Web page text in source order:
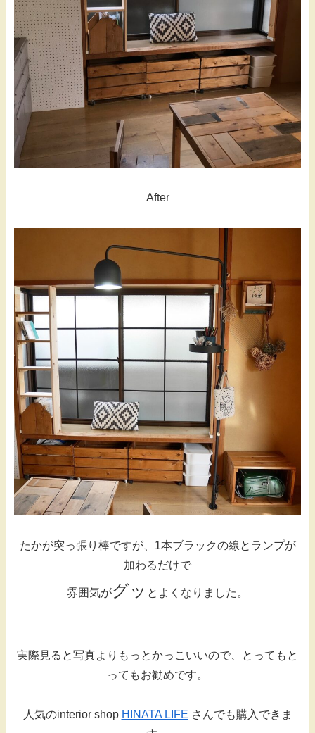
After
たかが突っ張り棒ですが、1本ブラックの線とランプが
加わるだけで
雰囲気がグッ とよくなりました。
実際見ると写真よりもっとかっこいいので、とってもと
ってもお勧めです。
人気のinterior shop HINATA LIFE さんでも購入できま